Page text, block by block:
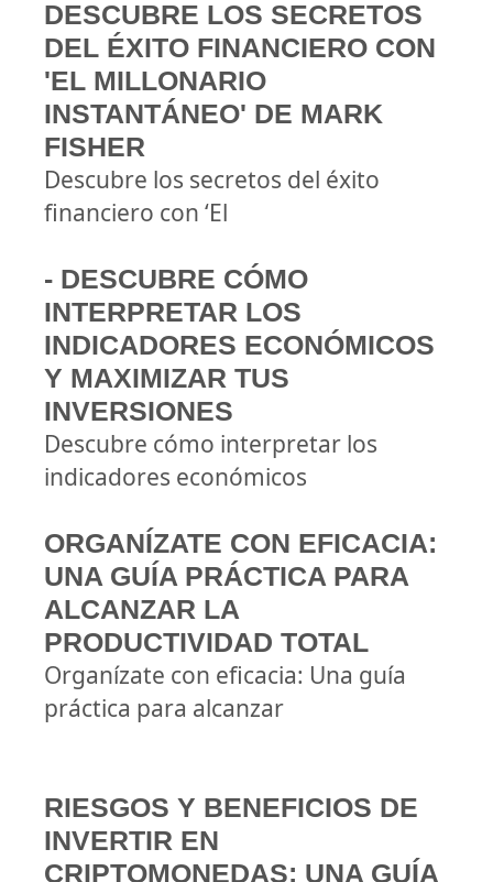
DESCUBRE LOS SECRETOS
DEL ÉXITO FINANCIERO CON
'EL MILLONARIO
INSTANTÁNEO' DE MARK
FISHER
Descubre los secretos del éxito
financiero con ‘El
- DESCUBRE CÓMO
INTERPRETAR LOS
INDICADORES ECONÓMICOS
Y MAXIMIZAR TUS
INVERSIONES
Descubre cómo interpretar los
indicadores económicos
ORGANÍZATE CON EFICACIA:
UNA GUÍA PRÁCTICA PARA
ALCANZAR LA
PRODUCTIVIDAD TOTAL
Organízate con eficacia: Una guía
práctica para alcanzar
RIESGOS Y BENEFICIOS DE
INVERTIR EN
CRIPTOMONEDAS: UNA GUÍA